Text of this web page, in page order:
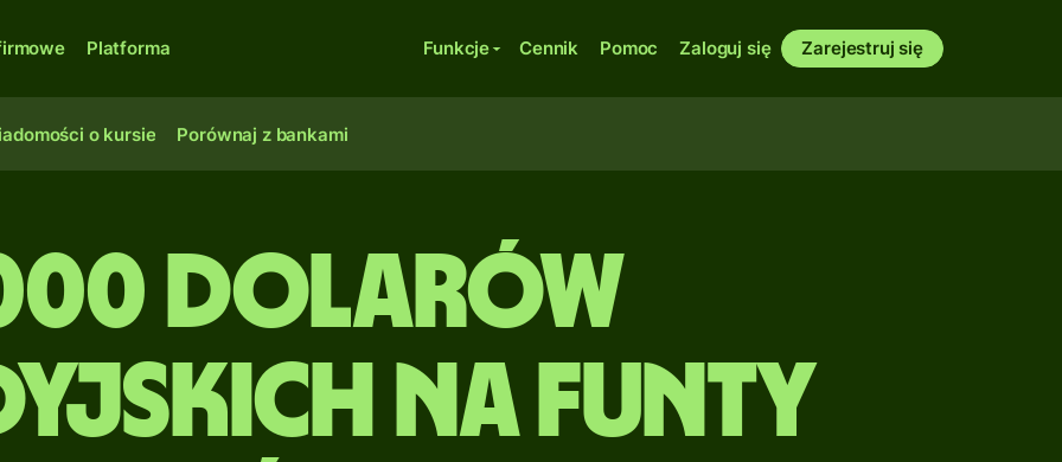
Platforma Funkcje Cennik Pomoc Zaloguj się Zarejestruj się
o kursie Porównaj z bankami
Dolarów
na Funty